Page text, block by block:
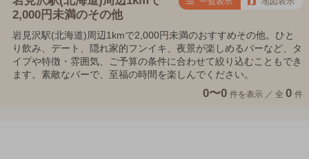
2,000円未満のその他
岩見沢駅(北海道)周辺1kmで2,000円未満のおすすめその他。ひと
り飲み、デート、隠れ家的フンイキ、夜景が楽しめるバーなど、タ
イプや特徴・雰囲気、ご予算の条件に合わせて絞り込むこともでき
ます。素敵なバーで、至福の時間を楽しんでください。
0〜0 件を表示 ／ 全 0 件